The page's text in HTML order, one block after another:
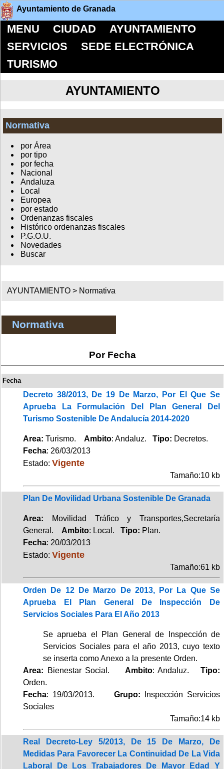
Ayuntamiento de Granada
MENU CIUDAD
AYUNTAMIENTO
SERVICIOS
SEDE ELECTRÓNICA
TURISMO
AYUNTAMIENTO
Normativa
por Área
por tipo
por fecha
Nacional
Andaluza
Local
Europea
por estado
Ordenanzas fiscales
Histórico ordenanzas fiscales
P.G.O.U.
Novedades
Buscar
AYUNTAMIENTO > Normativa
Normativa
Por Fecha
Fecha
Decreto 38/2013, De 19 De Marzo, Por El Que Se
Aprueba La Formulación Del Plan General Del
Turismo Sostenible De Andalucía 2014-2020
Area: Turismo. Ambito: Andaluz. Tipo: Decretos.
Fecha: 26/03/2013
Estado: Vigente
Tamaño:10 kb
Plan De Movilidad Urbana Sostenible De Granada
Area: Movilidad Tráfico y Transportes,Secretaría
General. Ambito: Local. Tipo: Plan.
Fecha: 20/03/2013
Estado: Vigente
Tamaño:61 kb
Orden De 12 De Marzo De 2013, Por La Que Se
Aprueba El Plan General De Inspección De
Servicios Sociales Para El Año 2013
Se aprueba el Plan General de Inspección de
Servicios Sociales para el año 2013, cuyo texto
se inserta como Anexo a la presente Orden.
Area: Bienestar Social. Ambito: Andaluz.Tipo:
Orden.
Fecha: 19/03/2013. Grupo:
Inspección Servicios
Sociales
Tamaño:14 kb
Real Decreto-Ley 5/2013, De 15 De Marzo, De
Medidas Para Favorecer La Continuidad De La Vida
Laboral De Los Trabajadores De Mayor Edad Y